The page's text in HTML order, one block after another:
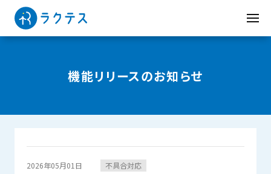
機能リリースのお知らせ
2026年05月01日 不具合対応